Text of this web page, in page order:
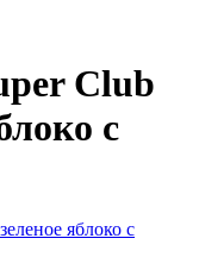
Club
с